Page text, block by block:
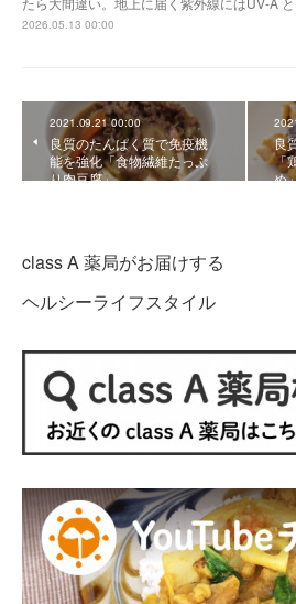
2026.05.13 00:00
2021.09.21 00:00
良質のたんぱく質で免疫機
能を強化「食物繊維たっぷ
り肉豆腐」
良
「
め
class A 薬局がお届けする
ヘルシーライフスタイル